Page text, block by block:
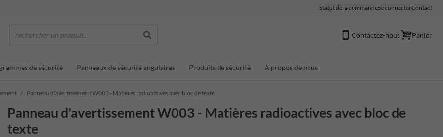
Statut de la commandeSe connecterContact
rechercher un produit... Contactez-nous Panier
de sécurité Panneaux de sécurité angulaires Produits de sécurité À propos de nous
Panneau d'avertissement W003 - Matières radioactives avec bloc de texte
Panneau d'avertissement W003 - Matières radioactives avec bloc de
texte